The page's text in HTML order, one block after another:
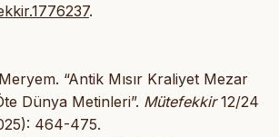
.
“Antik Mısır Kraliyet Mezar
Dünya Metinleri”. Mütefekkir12/24
464-475.